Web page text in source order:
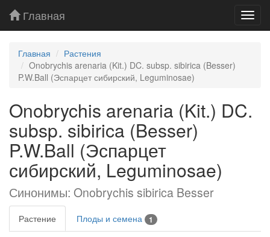
Главная
Главная
Растения
Onobrychis arenaria (Kit.) DC. subsp. sibirica (Besser)
P.W.Ball (Эспарцет сибирский, Leguminosae)
Onobrychis arenaria (Kit.) DC.
subsp. sibirica (Besser)
P.W.Ball (Эспарцет
сибирский, Leguminosae)
Синонимы: Onobrychis sibirica Besser
Растение Плоды и семена 1